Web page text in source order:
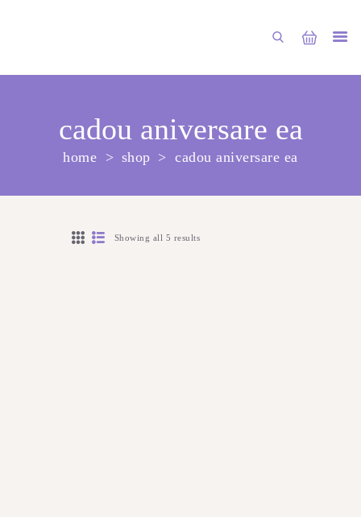
cadou aniversare ea
home shop cadou aniversare ea
ГЛАВНАЯ
МАГАЗИН
Showing all 5 results